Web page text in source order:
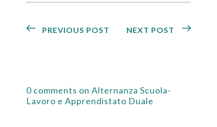
PREVIOUS POST NEXT POST
0 comments on Alternanza Scuola-
Lavoro e Apprendistato Duale